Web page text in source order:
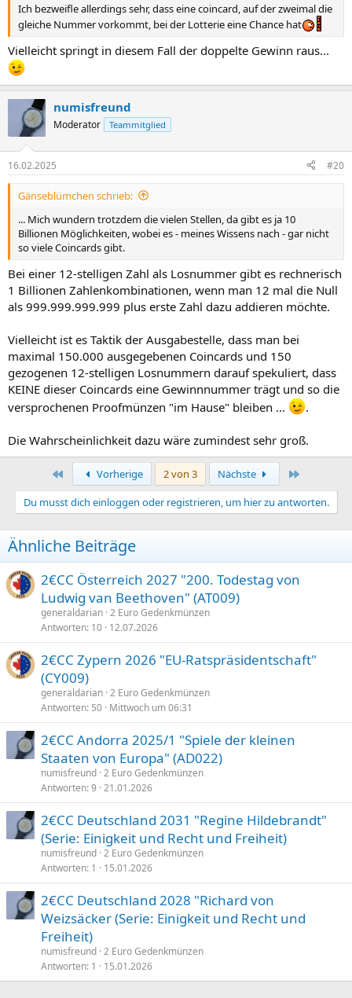
Ich bezweifle allerdings sehr, dass eine coincard, auf der zweimal die
gleiche Nummer vorkommt, bei der Lotterie eine Chance hat
Vielleicht springt in diesem Fall der doppelte Gewinn raus...
numisfreund
Moderator Teammitglied
16.02.2025 #20
Gänseblümchen schrieb:
... Mich wundern trotzdem die vielen Stellen, da gibt es ja 10
Billionen Möglichkeiten, wobei es - meines Wissens nach - gar nicht
so viele Coincards gibt.
Bei einer 12-stelligen Zahl als Losnummer gibt es rechnerisch
1 Billionen Zahlenkombinationen, wenn man 12 mal die Null
als 999.999.999.999 plus erste Zahl dazu addieren möchte.
Vielleicht ist es Taktik der Ausgabestelle, dass man bei
maximal 150.000 ausgegebenen Coincards und 150
gezogenen 12-stelligen Losnummern darauf spekuliert, dass
KEINE dieser Coincards eine Gewinnnummer trägt und so die
versprochenen Proofmünzen "im Hause" bleiben ...
.
Die Wahrscheinlichkeit dazu wäre zumindest sehr groß.
Erste Vorherige 2 von 3 Nächste
Du musst dich einloggen oder registrieren, um hier zu antworten.
Ähnliche Beiträge
2€CC Österreich 2027 "200. Todestag von
Ludwig van Beethoven" (AT009)
generaldarian 2 Euro Gedenkmünzen
Antworten 10 12.07.2026
2€CC Zypern 2026 "EU-Ratspräsidentschaft"
(CY009)
generaldarian 2 Euro Gedenkmünzen
Antworten 50 Mittwoch um 06:31
2€CC Andorra 2025/1 "Spiele der kleinen
Staaten von Europa" (AD022)
numisfreund 2 Euro Gedenkmünzen
Antworten 9 21.01.2026
2€CC Deutschland 2031 "Regine Hildebrandt"
(Serie: Einigkeit und Recht und Freiheit)
numisfreund 2 Euro Gedenkmünzen
Antworten 1 15.01.2026
2€CC Deutschland 2028 "Richard von
Weizsäcker (Serie: Einigkeit und Recht und
Freiheit)
numisfreund 2 Euro Gedenkmünzen
Antworten 1 15.01.2026